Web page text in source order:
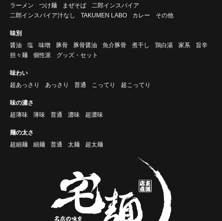
ラーメン
つけ麺 まぜそば
二郎インスパイア
二郎インスパイア汁なし
TAKUMEN LABO カレー その他
味別
醤油
塩 味噌 豚骨 豚骨醤油 魚介豚骨 煮干し 鶏白湯 家系
旨辛
担々麺
個性派 グッズ・セット
味わい
超あっさり
あっさり 普通 こってり 超こってり
味の濃さ
超薄味
薄味 普通 濃味 超濃味
麺の太さ
超細麺
細麺 普通 太麺 超太麺